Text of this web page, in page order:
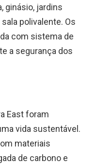
ginásio, jardins
polivalente. Os
com sistema de
a segurança dos
East foram
vida sustentável.
materiais
de carbono e